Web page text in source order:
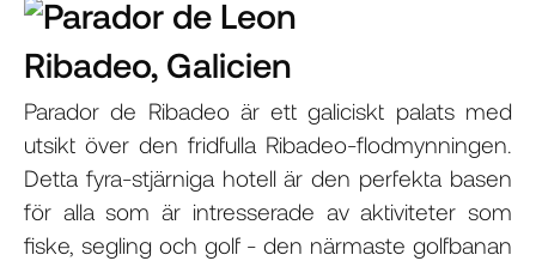
Ribadeo, Galicien
Parador de Ribadeo är ett galiciskt palats med
utsikt över den fridfulla Ribadeo-flodmynningen.
Detta fyra-stjärniga hotell är den perfekta basen
för alla som är intresserade av aktiviteter som
fiske, segling och golf - den närmaste golfbanan